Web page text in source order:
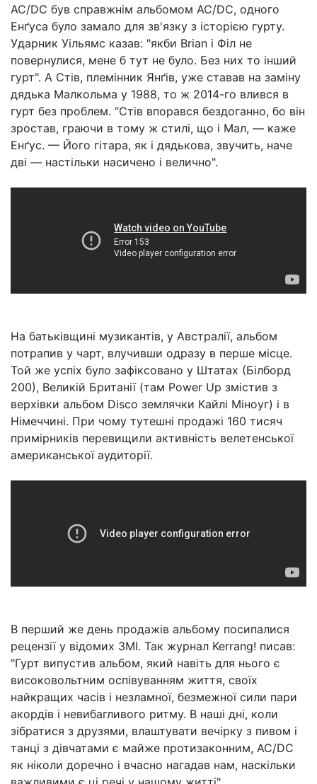
AC/DC був справжнім альбомом AC/DC, одного
Енґуса було замало для зв'язку з історією гурту.
Ударник Уільямс казав: "якби Brian і Філ не
повернулися, мене б тут не було. Без них то інший
гурт". А Стів, племінник Янґів, уже ставав на заміну
дядька Малкольма у 1988, то ж 2014-го влився в
гурт без проблем. “Стів впорався бездоганно, бо він
зростав, граючи в тому ж стилі, що і Мал, — каже
Енґус. — Його гітара, як і дядькова, звучить, наче
дві — настільки насичено і велично".
На батьківщині музикантів, у Австралії, альбом
потрапив у чарт, влучивши одразу в перше місце.
Той же успіх було зафіксовано у Штатах (Білборд
200), Великій Британії (там Power Up змістив з
верхівки альбом Disco землячки Кайлі Міноуг) і в
Німеччині. При чому тутешні продажі 160 тисяч
примірників перевищили активність велетенської
американської аудиторії.
В перший же день продажів альбому посипалися
рецензії у відомих ЗМІ. Так журнал Kerrang! писав:
"Гурт випустив альбом, який навіть для нього є
високовольтним оспівуванням життя, своїх
найкращих часів і незламної, безмежної сили пари
акордів і невибагливого ритму. В наші дні, коли
зібратися з друзями, влаштувати вечірку з пивом і
танці з дівчатами є майже протизаконним, AC/DC
як ніколи доречно і вчасно нагадав нам, наскільки